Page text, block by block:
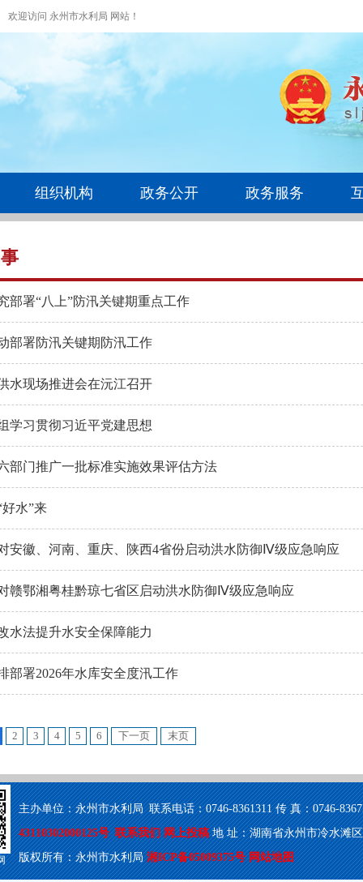
欢迎访问 永州市水利局 网站！
组织机构 政务公开 政务服务
部署“八上”防汛关键期重点工作
部署防汛关键期防汛工作
水现场推进会在沅江召开
学习贯彻习近平党建思想
部门推广一批标准实施效果评估方法
水”来
安徽、河南、重庆、陕西4省份启动洪水防御Ⅳ级应急响应
赣鄂湘粤桂黔琼七省区启动洪水防御Ⅳ级应急响应
水法提升水安全保障能力
部署2026年水库安全度汛工作
2 3 4 5 6 下一页 末页
主办单位：永州市水利局 联系电话：0746-8361311 传 真：0746-
43110302000125号 联系我们 网上投稿地 址：湖南省永州市冷水滩
版权所有：永州市水利局湘ICP备05009375号 网站地图